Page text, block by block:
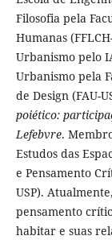
Filosofia pela
Humanas
Urbanismo pelo
Urbanismo pela
de Design (FAU-
poiético:
Lefebvre.
Estudos das
e Pensamento
USP).
pensamento
habitar e suas